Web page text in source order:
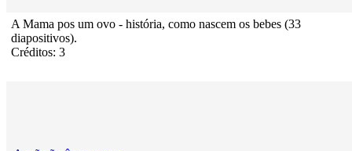
A Mama pos um ovo - história, como nascem os bebes (33
diapositivos).
Créditos: 3